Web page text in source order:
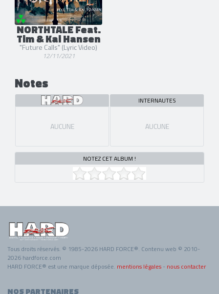
NORTHTALE Feat.
Tim & Kai Hansen
"Future Calls" (Lyric Video)
12/11/2021
Notes
AUCUNE
INTERNAUTES
AUCUNE
NOTEZ CET ALBUM !
Tous droits réservés. © 1985-2026 HARD FORCE®. Contenu web © 2010-
2026 hardforce.com
HARD FORCE® est une marque déposée. mentions légales - nous contacter
NOS PARTENAIRES